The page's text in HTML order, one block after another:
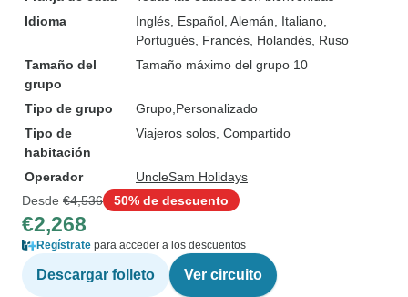
Idioma
Inglés, Español, Alemán, Italiano,
Portugués, Francés, Holandés, Ruso
Tamaño del
grupo
Tamaño máximo del grupo 10
Tipo de grupo Grupo Personalizado
Tipo de
habitación
Viajeros solos, Compartido
Operador
UncleSam Holidays
Desde €4,536 50% de descuento
€2,268
Regístrate para acceder a los descuentos
Descargar folleto Ver circuito